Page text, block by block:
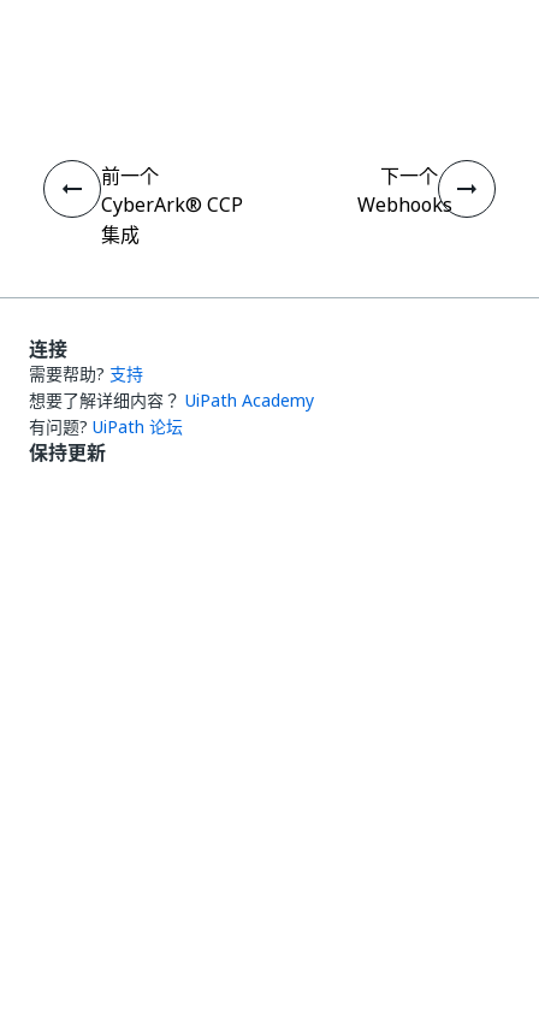
前一个
CyberArk® CCP
集成
下一个
Webhooks
连接
需要帮助? 支持
想要了解详细内容？ UiPath Academy
有问题? UiPath 论坛
保持更新